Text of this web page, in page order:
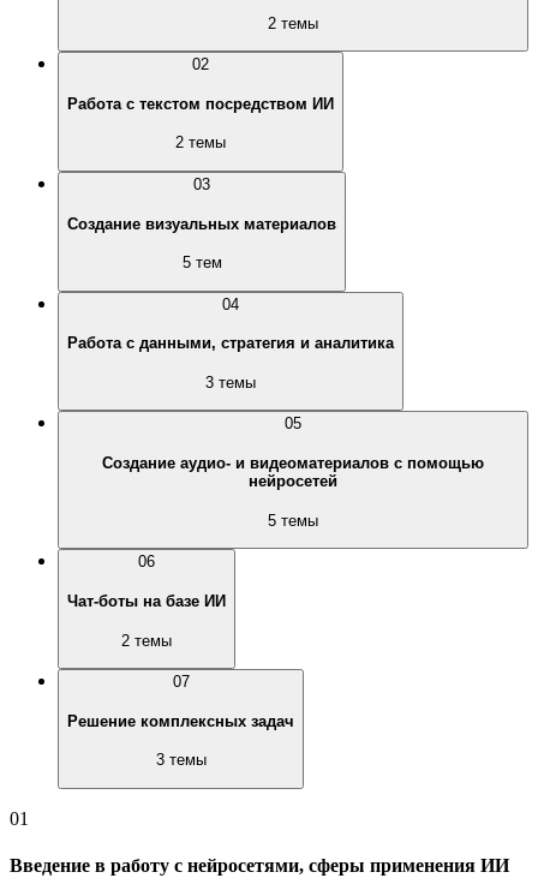
2 темы
02
Работа с текстом посредством ИИ
2 темы
03
Создание визуальных материалов
5 тем
04
Работа с данными, стратегия и аналитика
3 темы
05
Создание аудио- и видеоматериалов с помощью
нейросетей
5 темы
06
Чат-боты на базе ИИ
2 темы
07
Решение комплексных задач
3 темы
01
Введение в работу с нейросетями, сферы применения ИИ